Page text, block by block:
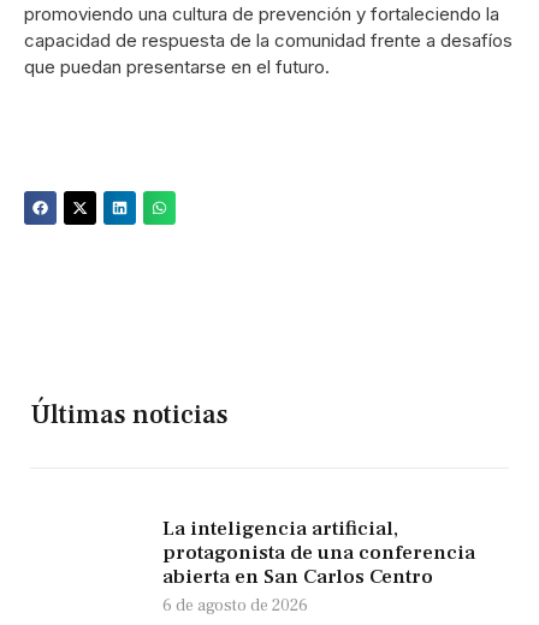
promoviendo una cultura de prevención y fortaleciendo la
capacidad de respuesta de la comunidad frente a desafíos
que puedan presentarse en el futuro.
Últimas noticias
La inteligencia artificial,
protagonista de una conferencia
abierta en San Carlos Centro
6 de agosto de 2026